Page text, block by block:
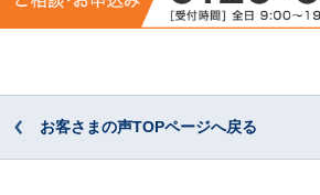
お客さまの声TOPページへ戻る